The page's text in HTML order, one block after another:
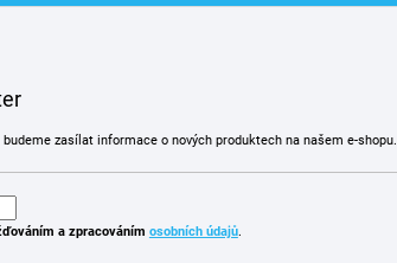
zasílat informace o nových produktech na našem e-shopu.
a zpracováním osobních údajů.